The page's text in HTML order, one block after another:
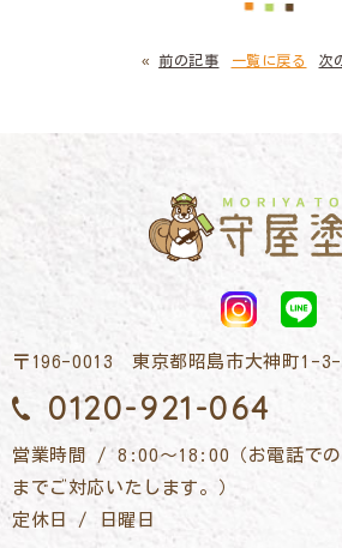
« 前の記事 一覧に戻る 次
〒196-0013 東京都昭島市大神町1-3-
0120-921-064
営業時間 / 8:00～18:00（お電話での
までご対応いたします。）
定休日 / 日曜日